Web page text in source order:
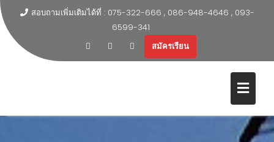
สอบถามเพิ่มเติมได้ที่ : 075-322-666 , 086-948-4646 , 093-
6599-341
สมัครเรียน